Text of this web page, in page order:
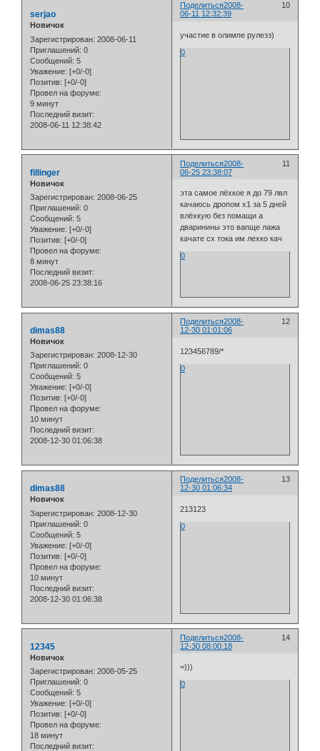
Поделиться 10
2008-
06-11 12:32:39
serjao
Новичок
Зарегистрирован: 2008-06-11
Приглашений: 0
Сообщений: 5
Уважение: [+0/-0]
Позитив: [+0/-0]
Провел на форуме:
9 минут
Последний визит:
2008-06-11 12:38:42
участие в олимпе рулезз)
0
Поделиться 11
2008-
06-25 23:38:07
fillinger
Новичок
Зарегистрирован: 2008-06-25
Приглашений: 0
Сообщений: 5
Уважение: [+0/-0]
Позитив: [+0/-0]
Провел на форуме:
8 минут
Последний визит:
2008-06-25 23:38:16
эта самое лёхкое я до 79 лвл
качаюсь дропом x1 за 5 дней
влёхкую без помащи а
дваринины это вапще лажа
качате сх тока им лехко кач
0
Поделиться 12
2008-
12-30 01:01:06
dimas88
Новичок
Зарегистрирован: 2008-12-30
Приглашений: 0
Сообщений: 5
Уважение: [+0/-0]
Позитив: [+0/-0]
Провел на форуме:
10 минут
Последний визит:
2008-12-30 01:06:38
123456789/*
0
Поделиться 13
2008-
12-30 01:06:34
dimas88
Новичок
Зарегистрирован: 2008-12-30
Приглашений: 0
Сообщений: 5
Уважение: [+0/-0]
Позитив: [+0/-0]
Провел на форуме:
10 минут
Последний визит:
2008-12-30 01:06:38
213123
0
Поделиться 14
2008-
12-30 08:00:18
12345
Новичок
Зарегистрирован: 2008-05-25
Приглашений: 0
Сообщений: 5
Уважение: [+0/-0]
Позитив: [+0/-0]
Провел на форуме:
18 минут
Последний визит:
=)))
0